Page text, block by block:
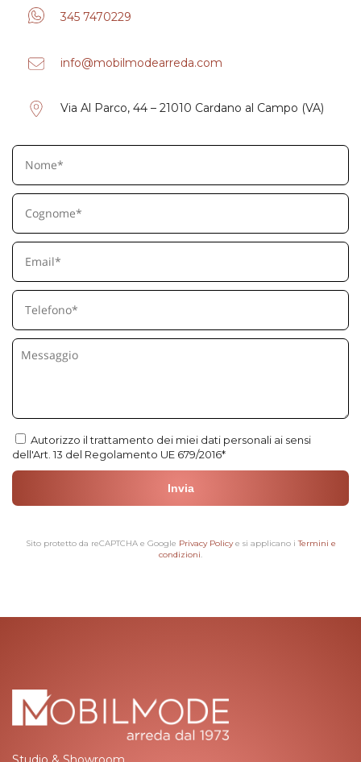
345 7470229
info@mobilmodearreda.com
Via Al Parco, 44 – 21010 Cardano al Campo (VA)
Autorizzo il trattamento dei miei dati personali ai sensi
dell'Art. 13 del Regolamento UE 679/2016*
Si prega di lasciare vuoto questo campo.
Sito protetto da reCAPTCHA e Google Privacy Policye si applicano iTermini e
condizioni.